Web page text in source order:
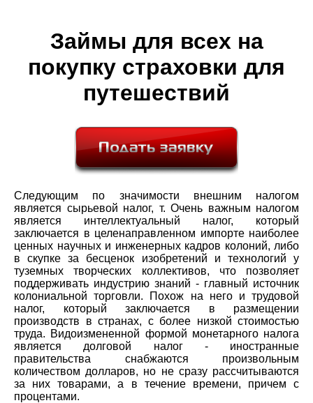
Займы для всех на
покупку страховки для
путешествий
Следующим по значимости внешним налогом
является сырьевой налог, т. Очень важным налогом
является интеллектуальный налог, который
заключается в целенаправленном импорте наиболее
ценных научных и инженерных кадров колоний, либо
в скупке за бесценок изобретений и технологий у
туземных творческих коллективов, что позволяет
поддерживать индустрию знаний - главный источник
колониальной торговли. Похож на него и трудовой
налог, который заключается в размещении
производств в странах, с более низкой стоимостью
труда. Видоизмененной формой монетарного налога
является долговой налог - иностранные
правительства снабжаются произвольным
количеством долларов, но не сразу рассчитываются
за них товарами, а в течение времени, причем с
процентами.